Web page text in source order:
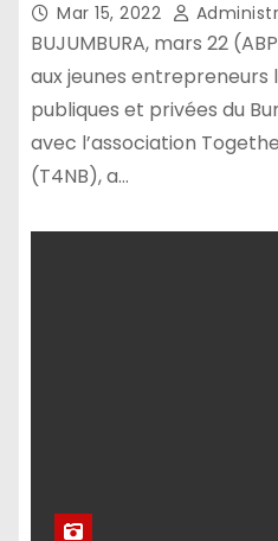
Mar 15, 2022
BUJUMBURA, mars 22
aux jeunes entrepreneurs
publiques et privées du
avec l’association
(T4NB), a…